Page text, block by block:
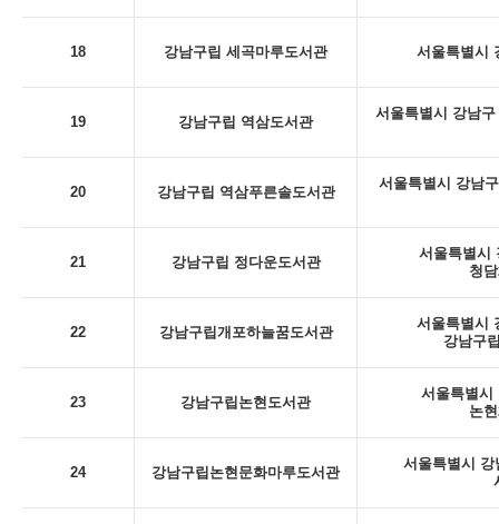
18 강남구립 세곡마루도서관 서울특별시
19 강남구립 역삼도서관
서울특별시 강남
20 강남구립 역삼푸른솔도서관
서울특별시 강남
21 강남구립 정다운도서관
서울특별시
청
22 강남구립개포하늘꿈도서관
서울특별시
강남구
23 강남구립논현도서관
서울특별시
논
24 강남구립논현문화마루도서관
서울특별시 강